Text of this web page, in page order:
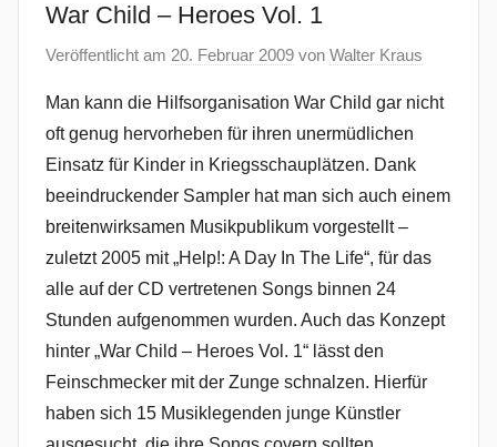
War Child – Heroes Vol. 1
Veröffentlicht am 20. Februar 2009 von Walter Kraus
Man kann die Hilfsorganisation War Child gar nicht
oft genug hervorheben für ihren unermüdlichen
Einsatz für Kinder in Kriegsschauplätzen. Dank
beeindruckender Sampler hat man sich auch einem
breitenwirksamen Musikpublikum vorgestellt –
zuletzt 2005 mit „Help!: A Day In The Life“, für das
alle auf der CD vertretenen Songs binnen 24
Stunden aufgenommen wurden. Auch das Konzept
hinter „War Child – Heroes Vol. 1“ lässt den
Feinschmecker mit der Zunge schnalzen. Hierfür
haben sich 15 Musiklegenden junge Künstler